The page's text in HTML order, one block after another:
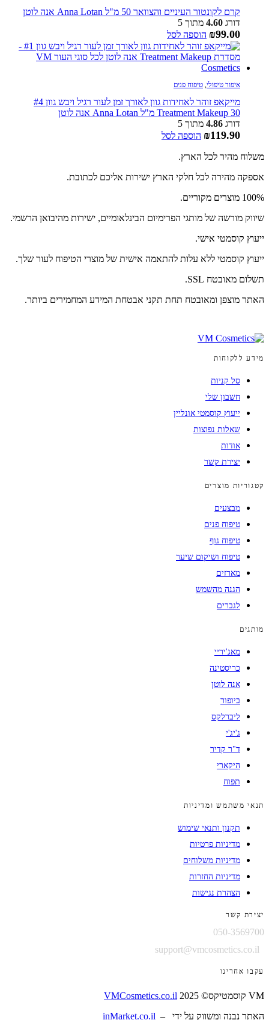
קרם לקונטור העיניים והצוואר 50 מ"ל Anna Lotan אנה לוטן
דורג 4.60 מתוך 5
₪99.00 הוספה לסל
איפור טיפולי, טיפוח פנים
מייקאפ זוהר לאחידות גוון לאורך זמן לעור רגיל ויבש גוון #4
Treatment Makeup 30 מ"ל Anna Lotan אנה לוטן
דורג 4.86 מתוך 5
₪119.90 הוספה לסל
משלוח מהיר לכל הארץ.
אספקה מהירה לכל חלקי הארץ ישירות אליכם לכתובת.
100% מוצרים מקוריים.
שיווק מורשה של מותגי הפרימיום הבינלאומיים, ישירות מהיבואן הרשמי.
ייעוץ קוסמטי אישי.
ייעוץ קוסמטי ללא עלות להתאמה אישית של מוצרי הטיפוח לעור שלך.
תשלום מאובטח SSL.
האתר מוצפן ומאובטח תחת תקני אבטחת המידע המחמירים ביותר.
מידע ללקוחות
סל קניות
חשבון שלי
ייעוץ קוסמטי אונליין
שאלות נפוצות
אודות
יצירת קשר
קטגוריות מוצרים
מבצעים
טיפוח פנים
טיפוח גוף
טיפוח ושיקום שיער
מארזים
הגנה מהשמש
לגברים
מותגים
מאג'יריי
כריסטינה
אנה לוטן
ביופור
ליברלקס
ג'יג'י
ד"ר קדיר
היקארי
תפוח
תנאי משתמש ומדיניות
תקנון ותנאי שימוש
מדיניות פרטיות
מדיניות משלוחים
מדיניות החזרות
הצהרת נגישות
יצירת קשר
050-3569700
support@vmcosmetics.co.il
עקבו אחרינו
VM קוסמטיקס© 2025
VMCosmetics.co.il
האתר נבנה ומשווק על ידי – inMarket.co.il